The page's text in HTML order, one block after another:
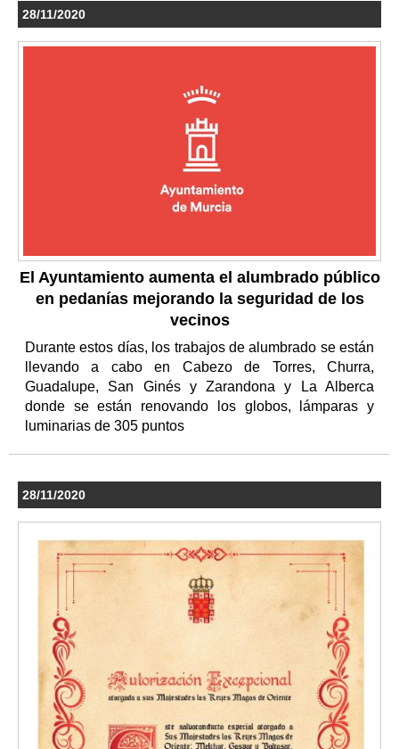
28/11/2020
El Ayuntamiento aumenta el alumbrado público
en pedanías mejorando la seguridad de los
vecinos
Durante estos días, los trabajos de alumbrado se están
llevando a cabo en Cabezo de Torres, Churra,
Guadalupe, San Ginés y Zarandona y La Alberca
donde se están renovando los globos, lámparas y
luminarias de 305 puntos
28/11/2020